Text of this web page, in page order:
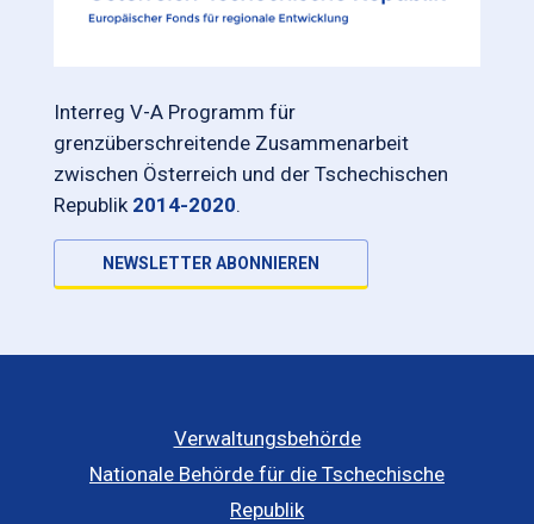
Interreg V-A Programm für
grenzüberschreitende Zusammenarbeit
zwischen Österreich und der Tschechischen
Republik 2014-2020.
NEWSLETTER ABONNIEREN
Verwaltungsbehörde
Nationale Behörde für die Tschechische
Republik